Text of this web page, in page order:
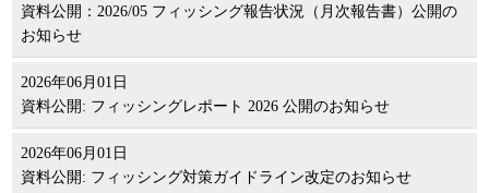
資料公開：2026/05 フィッシング報告状況（月次報告書）公開の
お知らせ
2026年06月01日
資料公開: フィッシングレポート 2026 公開のお知らせ
2026年06月01日
資料公開: フィッシング対策ガイドライン改定のお知らせ